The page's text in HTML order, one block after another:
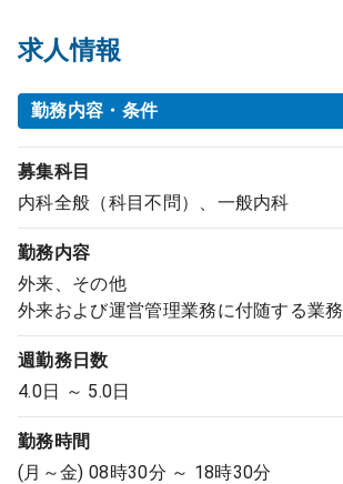
求人情報
勤務内容・条件
募集科目
内科全般（科目不問）、一般内科
勤務内容
外来、その他
外来および運営管理業務に付随する業務
週勤務日数
4.0日 ～ 5.0日
勤務時間
(月～金) 08時30分 ～ 18時30分